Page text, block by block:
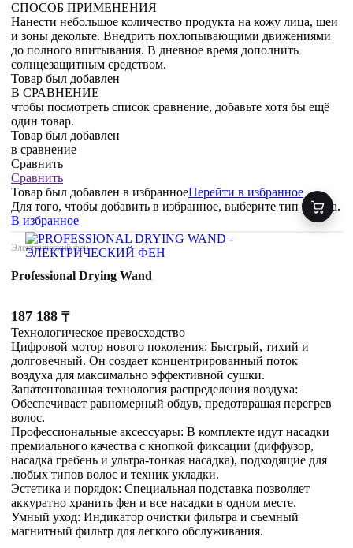
СПОСОБ ПРИМЕНЕНИЯ
Нанести небольшое количество продукта на кожу лица, шеи
и зоны декольте. Внедрить похлопывающими движениями
до полного впитывания. В дневное время дополнить
солнцезащитным средством.
Товар был добавлен
В СРАВНЕНИЕ
чтобы посмотреть список сравнение, добавьте хотя бы ещё
один товар.
Товар был добавлен
в сравнение
Сравнить
Сравнить
Товар был добавлен в избранноеПерейти в избранное
Для того, чтобы добавить в избранное, выберите тип товара.
В избранное
Электрический фен
Professional Drying Wand
187 188 ₸
Технологическое превосходство
Цифровой мотор нового поколения: Быстрый, тихий и
долговечный. Он создает концентрированный поток
воздуха для максимально эффективной сушки.
Запатентованная технология распределения воздуха:
Обеспечивает равномерный обдув, предотвращая перегрев
волос.
Профессиональные аксессуары: В комплекте идут насадки
премиального качества с кнопкой фиксации (диффузор,
насадка гребень и ультра-тонкая насадка), подходящие для
любых типов волос и техник укладки.
Эстетика и порядок: Специальная подставка позволяет
аккуратно хранить фен и все насадки в одном месте.
Умный уход: Индикатор очистки фильтра и съемный
магнитный фильтр для легкого обслуживания.